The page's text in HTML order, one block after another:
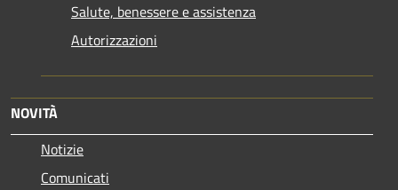
Salute, benessere e assistenza
Autorizzazioni
NOVITÀ
Notizie
Comunicati